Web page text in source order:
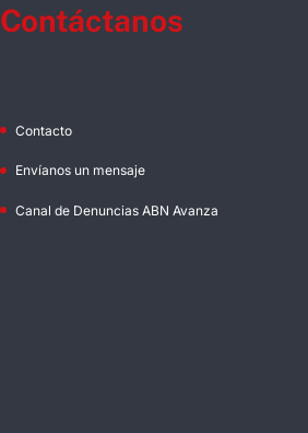
Contáctanos
Contacto
Envíanos un mensaje
Canal de Denuncias ABN Avanza